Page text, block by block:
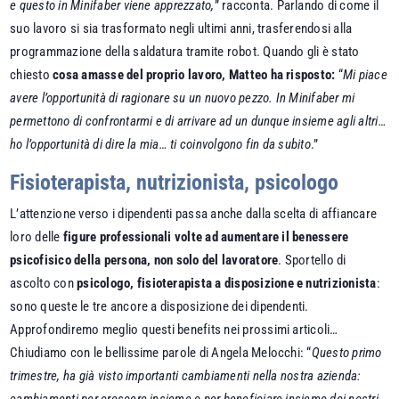
e questo in Minifaber viene apprezzato,” racconta. Parlando di come il
suo lavoro si sia trasformato negli ultimi anni, trasferendosi alla
programmazione della saldatura tramite robot. Quando gli è stato
chiestocosa amasse del proprio lavoro, Matteo ha risposto: “Mi piace
avere l’opportunità di ragionare su un nuovo pezzo. In Minifaber mi
permettono di confrontarmi e di arrivare ad un dunque insieme agli altri…
ho l’opportunità di dire la mia… ti coinvolgono fin da subito.”
Fisioterapista, nutrizionista, psicologo
L’attenzione verso i dipendenti passa anche dalla scelta di affiancare
loro delle figure professionali volte ad aumentare il benessere
psicofisico della persona, non solo del lavoratore. Sportello di
ascolto conpsicologo, fisioterapista a disposizione e nutrizionista:
sono queste le tre ancore a disposizione dei dipendenti.
Approfondiremo meglio questi benefits nei prossimi articoli…
Chiudiamo con le bellissime parole di Angela Melocchi: “Questo primo
trimestre, ha già visto importanti cambiamenti nella nostra azienda: